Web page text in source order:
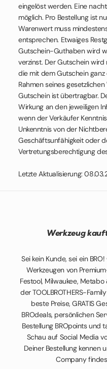
eingelöst werden. Eine
möglich. Pro Bestellung ist
Warenwert muss
entsprechen. Etwaiges
Gutschein-Guthaben wird
verzinst. Der Gutschein
die mit dem Gutschein
Rahmen seines
Gutschein ist übertragbar.
Wirkung an den jeweiligen
wenn der Verkäufer
Unkenntnis von der
Geschäftsunfähigkeit oder
Vertretungsberechtigung
Letzte Aktualisierung:
Werkzeug
Sei kein Kunde, sei ein
Werkzeugen von
Festool, Milwaukee,
der TOOLBROTHERS-
beste Preise, GRATIS
BROdeals, persönlichen
Bestellung BROpoints und
Schau auf Social Media
Deiner Bestellung kennen
Company